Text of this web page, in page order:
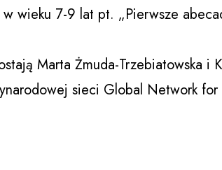
wieku 7-9 lat pt. „Pierwsze
Marta Żmuda-Trzebiatowska i
sieci Global Network for